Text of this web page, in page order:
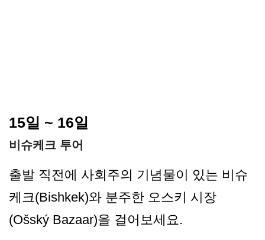
15일 ~ 16일
비슈케크 투어
출발 직전에 사회주의 기념물이 있는 비슈
케크(Bishkek)와 분주한 오스키 시장
(Ošský Bazaar)을 걸어보세요.